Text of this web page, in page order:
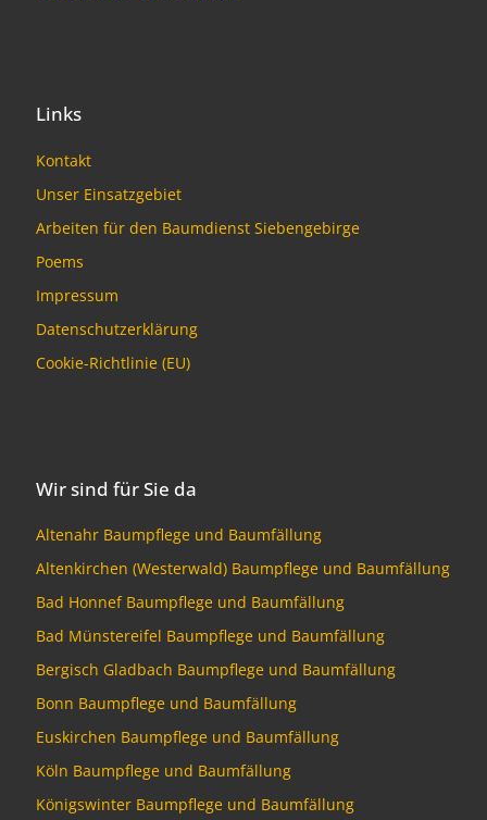
Links
Kontakt
Unser Einsatzgebiet
Arbeiten für den Baumdienst Siebengebirge
Poems
Impressum
Datenschutzerklärung
Cookie-Richtlinie (EU)
Wir sind für Sie da
Altenahr Baumpflege und Baumfällung
Altenkirchen (Westerwald) Baumpflege und Baumfällung
Bad Honnef Baumpflege und Baumfällung
Bad Münstereifel Baumpflege und Baumfällung
Bergisch Gladbach Baumpflege und Baumfällung
Bonn Baumpflege und Baumfällung
Euskirchen Baumpflege und Baumfällung
Köln Baumpflege und Baumfällung
Königswinter Baumpflege und Baumfällung